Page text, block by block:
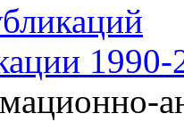
1990-